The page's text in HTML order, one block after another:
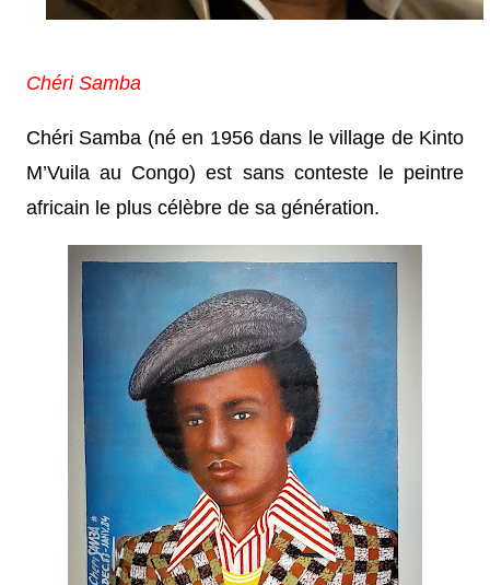
Chéri Samba
Chéri Samba (né en 1956 dans le village de Kinto
M’Vuila au Congo) est sans conteste le peintre
africain le plus célèbre de sa génération.